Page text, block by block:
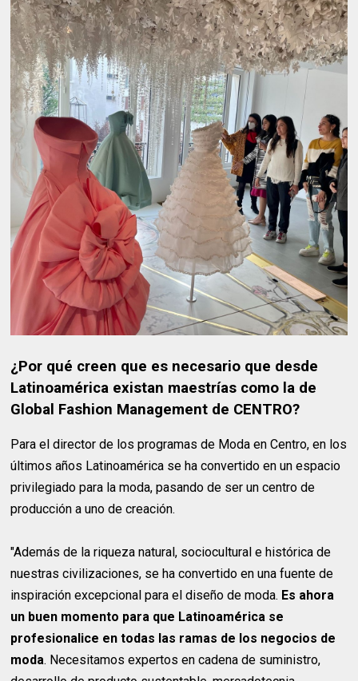
¿Por qué creen que es necesario que desde
Latinoamérica existan maestrías como la de
Global Fashion Management de CENTRO?
Para el director de los programas de Moda en Centro, en los
últimos años Latinoamérica se ha convertido en un espacio
privilegiado para la moda, pasando de ser un centro de
producción a uno de creación.
"Además de la riqueza natural, sociocultural e histórica de
nuestras civilizaciones, se ha convertido en una fuente de
inspiración excepcional para el diseño de moda. Es ahora
un buen momento para que Latinoamérica se
profesionalice en todas las ramas de los negocios de
moda. Necesitamos expertos en cadena de suministro,